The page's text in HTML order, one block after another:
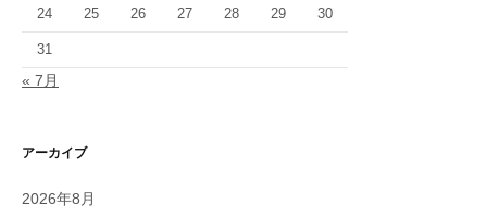
24 25 26 27 28 29 30
31
« 7月
アーカイブ
2026年8月